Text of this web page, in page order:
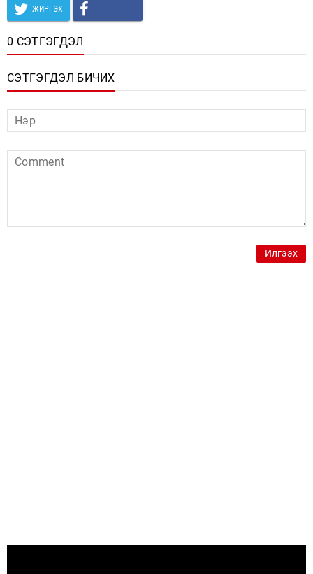
ЖИРГЭХ
0 СЭТГЭГДЭЛ
СЭТГЭГДЭЛ БИЧИХ
Илгээх